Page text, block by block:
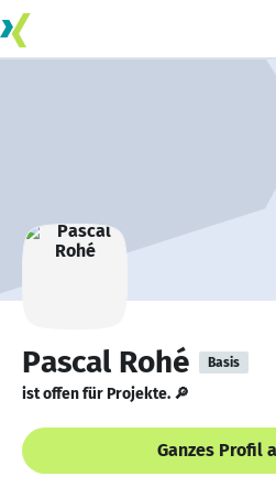
Pascal Rohé Basis
ist offen für Projekte. 🔎
Ganzes Profil